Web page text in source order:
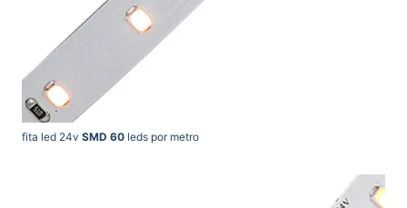
fita led 24v SMD 60 leds por metro